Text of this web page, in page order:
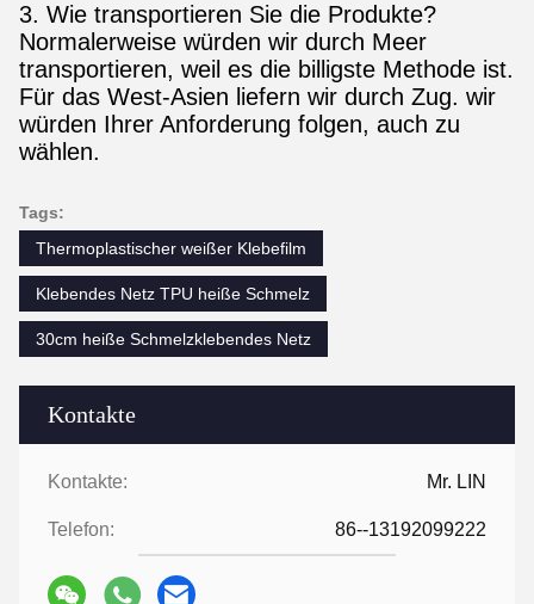
Kontakte
Kontakte: Mr. LIN
Telefon: 86--13192099222
3. Wie transportieren Sie die Produkte?
Normalerweise würden wir durch Meer
transportieren, weil es die billigste Methode ist.
Für das West-Asien liefern wir durch Zug. wir
würden Ihrer Anforderung folgen, auch zu
wählen.
Tags:
Thermoplastischer weißer Klebefilm
Klebendes Netz TPU heiße Schmelz
30cm heiße Schmelzklebendes Netz